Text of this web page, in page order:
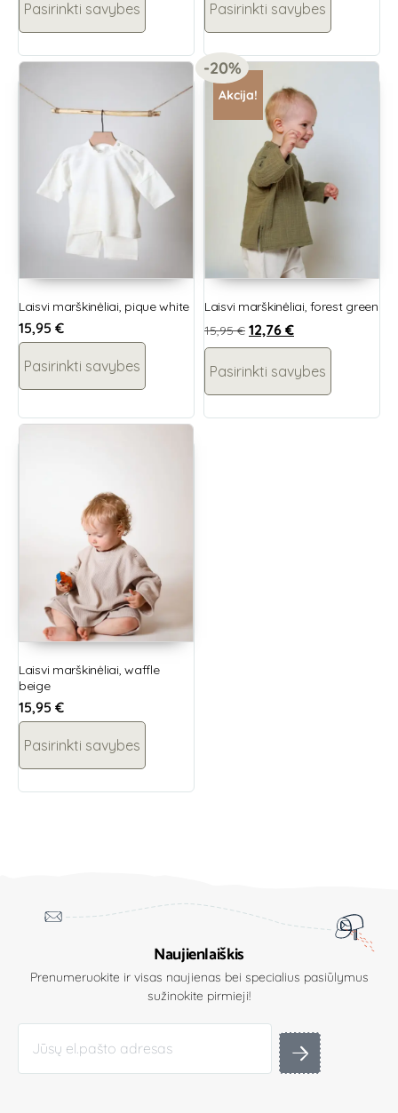
Pasirinkti savybes Pasirinkti savybes
Laisvi marškinėliai, pique white
15,95 €
Pasirinkti savybes
Akcija!
-20%
Laisvi marškinėliai, forest green
15,95€ 12,76 €
Pasirinkti savybes
Laisvi marškinėliai, waffle
beige
15,95 €
Pasirinkti savybes
Naujienlaiškis
Prenumeruokite ir visas naujienas bei specialius pasiūlymus
sužinokite pirmieji!